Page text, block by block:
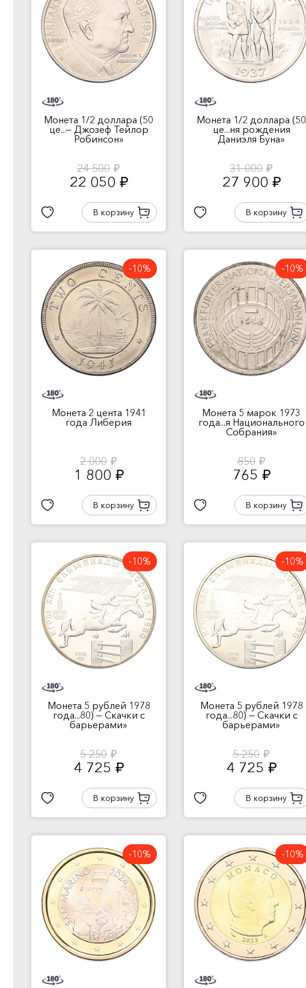
Монета 1/2 доллара (50
це...— Джозеф Тейлор
Робинсон»
24 500 руб.
22 050 руб.
В корзину
Монета 1/2 доллара (50
це...ня рождения
Даниэля Буна»
31 000 руб.
27 900 руб.
В корзину
-10%
Монета 2 цента 1941
года Либерия
2 000 руб.
1 800 руб.
В корзину
-10%
Монета 5 марок 1973
года...я Национального
Собрания»
850 руб.
765 руб.
В корзину
-10%
Монета 5 рублей 1978
года...80) — Скачки с
барьерами»
5 250 руб.
4 725 руб.
В корзину
-10%
Монета 5 рублей 1978
года...80) — Скачки с
барьерами»
5 250 руб.
4 725 руб.
В корзину
-10% -10%